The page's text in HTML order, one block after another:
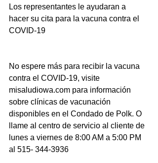
Los representantes le ayudaran a
hacer su cita para la vacuna contra el
COVID-19
No espere más para recibir la vacuna
contra el COVID-19, visite
misaludiowa.com para información
sobre clínicas de vacunación
disponibles en el Condado de Polk. O
llame al centro de servicio al cliente de
lunes a viernes de 8:00 AM a 5:00 PM
al 515- 344-3936